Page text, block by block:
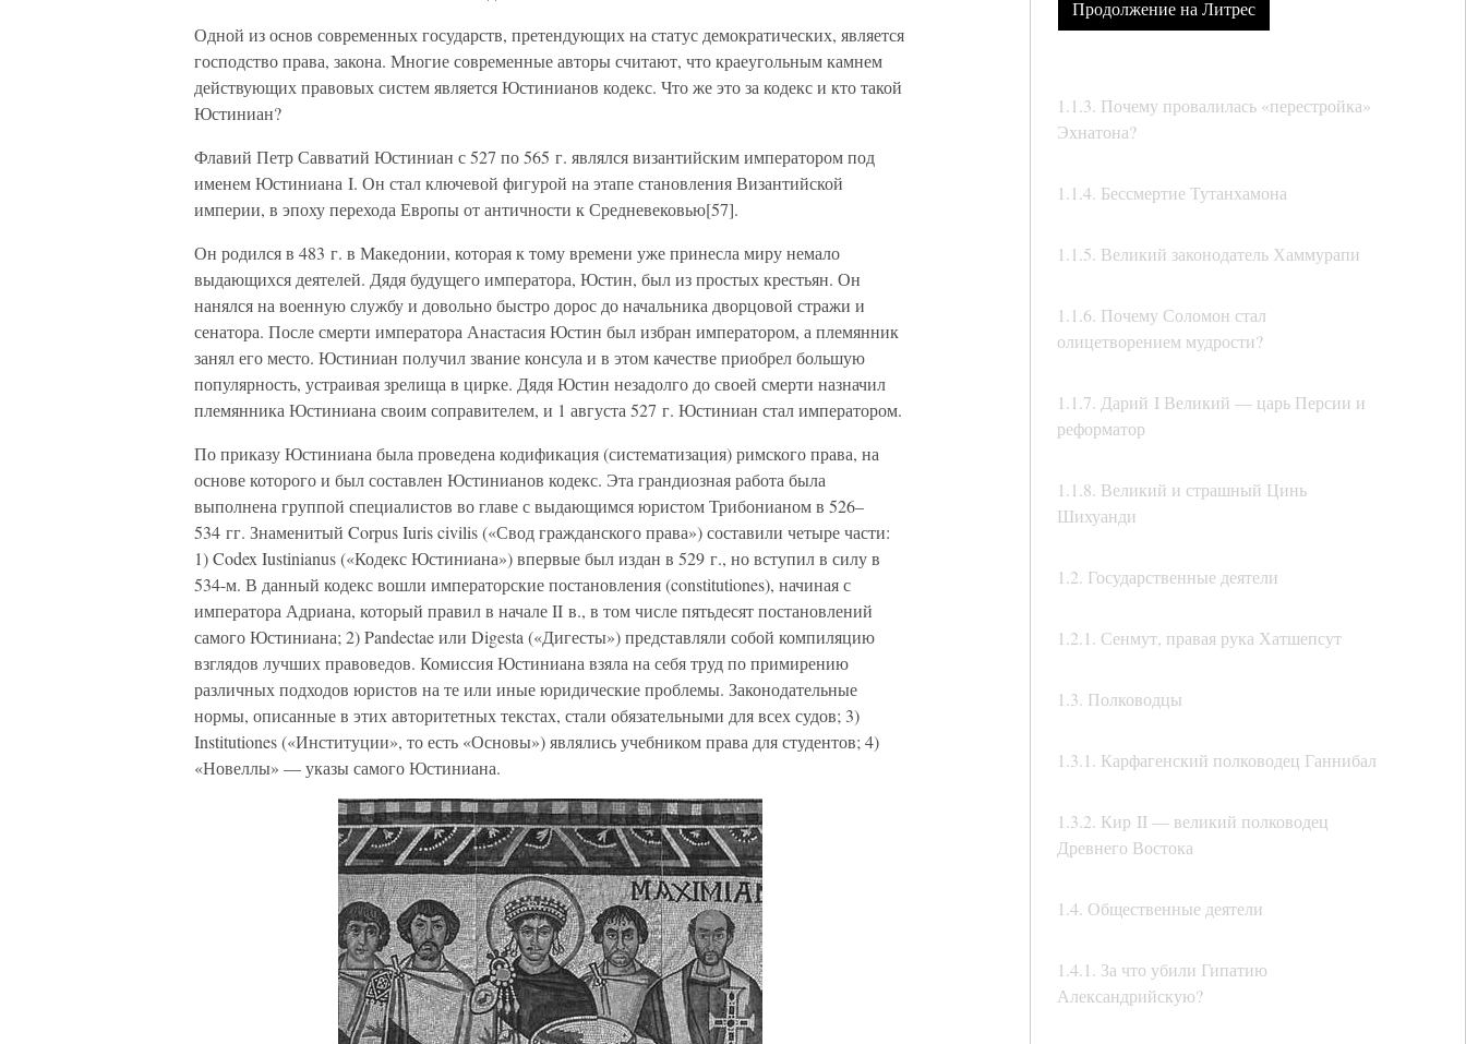
Продолжение на Литрес
1.1.3. Почему провалилась «перестройка»
Эхнатона?
1.1.4. Бессмертие Тутанхамона
1.1.5. Великий законодатель Хаммурапи
1.1.6. Почему Соломон стал
олицетворением мудрости?
1.1.7. Дарий I Великий — царь Персии и
реформатор
1.1.8. Великий и страшный Цинь
Шихуанди
1.2. Государственные деятели
1.2.1. Сенмут, правая рука Хатшепсут
1.3. Полководцы
1.3.1. Карфагенский полководец Ганнибал
1.3.2. Кир II — великий полководец
Древнего Востока
1.4. Общественные деятели
1.4.1. За что убили Гипатию
Александрийскую?
Одной из основ современных государств, претендующих на статус демократических, является
господство права, закона. Многие современные авторы считают, что краеугольным камнем
действующих правовых систем является Юстинианов кодекс. Что же это за кодекс и кто такой
Юстиниан?
Флавий Петр Савватий Юстиниан с 527 по 565 г. являлся византийским императором под
именем Юстиниана I. Он стал ключевой фигурой на этапе становления Византийской
империи, в эпоху перехода Европы от античности к Средневековью[57].
Он родился в 483 г. в Македонии, которая к тому времени уже принесла миру немало
выдающихся деятелей. Дядя будущего императора, Юстин, был из простых крестьян. Он
нанялся на военную службу и довольно быстро дорос до начальника дворцовой стражи и
сенатора. После смерти императора Анастасия Юстин был избран императором, а племянник
занял его место. Юстиниан получил звание консула и в этом качестве приобрел большую
популярность, устраивая зрелища в цирке. Дядя Юстин незадолго до своей смерти назначил
племянника Юстиниана своим соправителем, и 1 августа 527 г. Юстиниан стал императором.
По приказу Юстиниана была проведена кодификация (систематизация) римского права, на
основе которого и был составлен Юстинианов кодекс. Эта грандиозная работа была
выполнена группой специалистов во главе с выдающимся юристом Трибонианом в 526–
534 гг. Знаменитый Corpus Iuris civilis («Свод гражданского права») составили четыре части:
1) Codex Iustinianus («Кодекс Юстиниана») впервые был издан в 529 г., но вступил в силу в
534-м. В данный кодекс вошли императорские постановления (constitutiones), начиная с
императора Адриана, который правил в начале II в., в том числе пятьдесят постановлений
самого Юстиниана; 2) Pandectae или Digesta («Дигесты») представляли собой компиляцию
взглядов лучших правоведов. Комиссия Юстиниана взяла на себя труд по примирению
различных подходов юристов на те или иные юридические проблемы. Законодательные
нормы, описанные в этих авторитетных текстах, стали обязательными для всех судов; 3)
Institutiones («Институции», то есть «Основы») являлись учебником права для студентов; 4)
«Новеллы» — указы самого Юстиниана.